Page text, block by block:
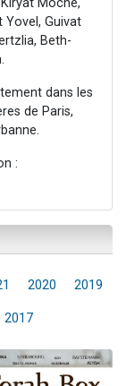
Moché,
Yovel, Guivat
Beth-
dans les
de Paris,
:
2020 2019
2017